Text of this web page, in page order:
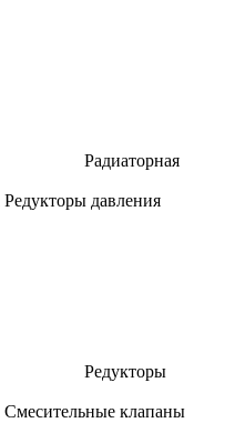
Радиаторная
Редукторы давления
Редукторы
Смесительные клапаны